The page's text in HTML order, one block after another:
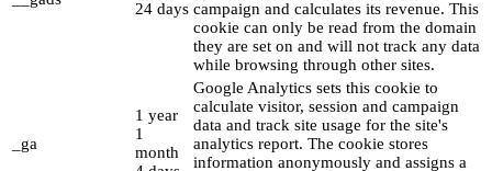
24 days campaign and calculates its revenue. This
cookie can only be read from the domain
they are set on and will not track any data
while browsing through other sites.
_ga
1 year
1
month
Google Analytics sets this cookie to
calculate visitor, session and campaign
data and track site usage for the site's
analytics report. The cookie stores
information anonymously and assigns a